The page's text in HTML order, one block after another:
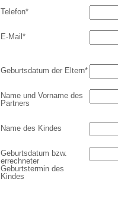
Telefon*
E-Mail *
Geburtsdatum der Eltern*
Name und Vorname des
Partners
Name des Kindes
Geburtsdatum bzw.
errechneter
Geburtstermin des
Kindes